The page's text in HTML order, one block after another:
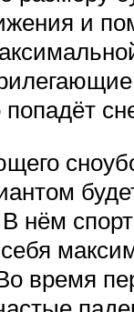
и
нём
себя
время